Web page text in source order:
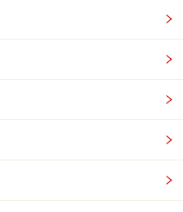
き合い方の心構え
付き合い」を心がけること
」ということわざがある
る付き合いの要点をまとめ